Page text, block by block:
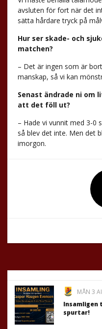
avsluten för fort när det
sätta hårdare tryck på
Hur ser skade- och
matchen?
– Det är ingen som är
manskap, så vi kan
Senast ändrade ni om
att det föll ut?
– Hade vi vunnit med 3-0
så blev det inte. Men det
imorgon.
MÅN 3
Insamligen
spurtar!